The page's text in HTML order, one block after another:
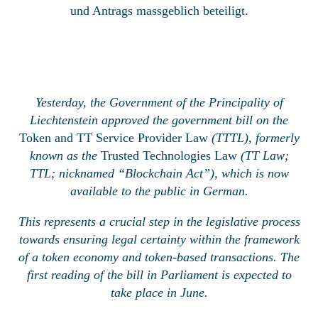
und Antrags massgeblich beteiligt.
Yesterday, the Government of the Principality of
Liechtenstein approved the government bill on the
Token and TT Service Provider Law (TTTL), formerly
known as the Trusted Technologies Law(TT Law;
TTL; nicknamed “Blockchain Act”), which is now
available to the public in German.
This represents a crucial step in the legislative process
towards ensuring legal certainty within the framework
of a token economy and token-based transactions. The
first reading of the bill in Parliament is expected to
take place in June.